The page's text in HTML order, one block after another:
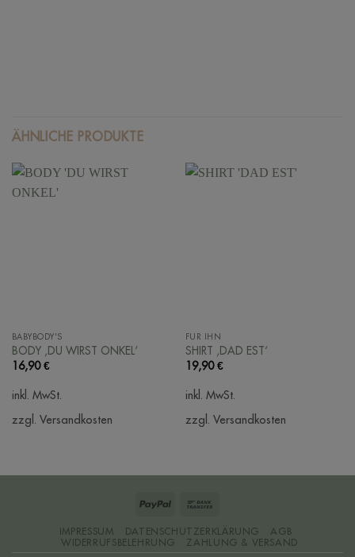
ÄHNLICHE PRODUKTE
BABYBODY'S
BODY ‚DU WIRST ONKEL‘
16,90€
inkl. MwSt.
zzgl. Versandkosten
FÜR IHN
SHIRT ‚DAD EST‘
19,90€
inkl. MwSt.
zzgl. Versandkosten
PayPal
IMPRESSUM DATENSCHUTZERKLÄRUNG
AGB
WIDERRUFSBELEHRUNG
ZAHLUNG & VERSAND